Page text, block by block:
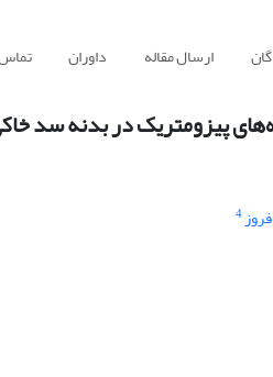
ارسال مقاله داوران تماس
پیزومتریک در بدنه سد
4